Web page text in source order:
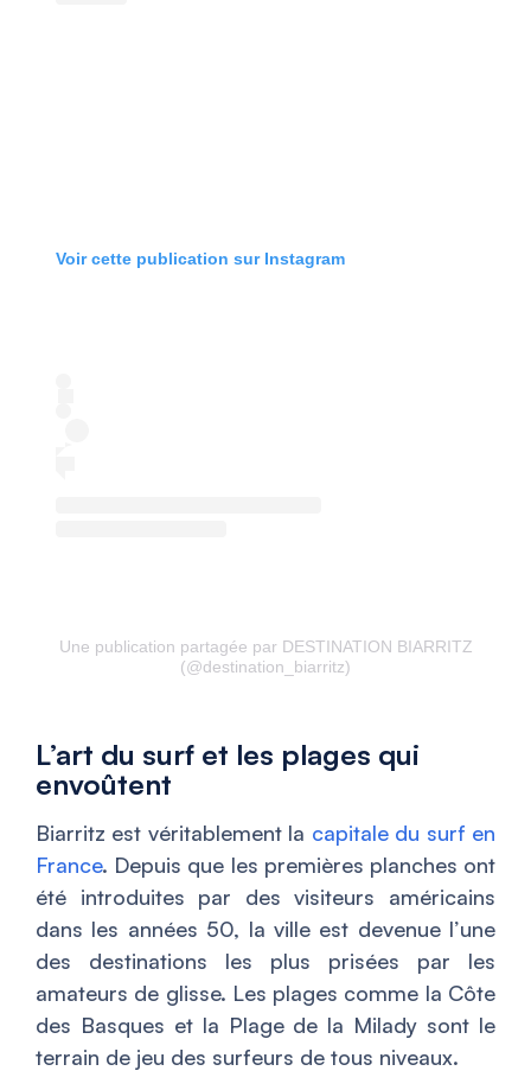
Voir cette publication sur Instagram
Une publication partagée par DESTINATION BIARRITZ
(@destination_biarritz)
L’art du surf et les plages qui
envoûtent
Biarritz est véritablement la capitale du surf en
France. Depuis que les premières planches ont
été introduites par des visiteurs américains
dans les années 50, la ville est devenue l’une
des destinations les plus prisées par les
amateurs de glisse. Les plages comme la Côte
des Basques et la Plage de la Milady sont le
terrain de jeu des surfeurs de tous niveaux.